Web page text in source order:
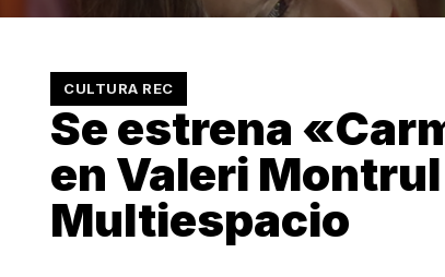
CULTURA REC
Se estrena
en Valeri Montrul
Multiespacio